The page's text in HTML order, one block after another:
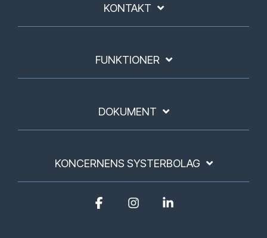
KONTAKT
FUNKTIONER
DOKUMENT
KONCERNENS SYSTERBOLAG
FacebookInstagram